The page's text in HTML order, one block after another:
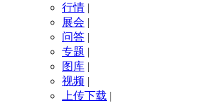
行情 |
展会 |
问答 |
专题 |
图库 |
视频 |
上传下载 |